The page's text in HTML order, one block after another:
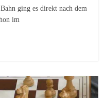
ging es direkt nach dem
im